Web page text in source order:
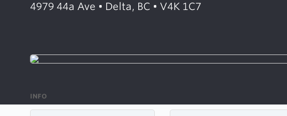
4979 44a Ave • Delta, BC • V4K 1C7
INFO